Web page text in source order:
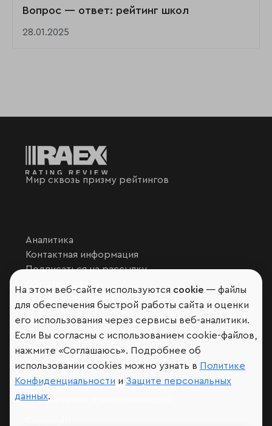
Вопрос — ответ: рейтинг школ
28.01.2025
Мир сквозь призму рейтингов
Аналитика
Контактная информация
Подписаться на рассылку
Обратная связь
Участники рэнкингов
Мы в социальных сетях и мессенджерах
VK
RAEX Образование –Telegram,Max
RAEX Sustainability –Telegram,Max
Защита персональных данных
Ограничение ответственности
На этом веб-сайте используются cookie — файлы
для обеспечения быстрой работы сайта и оценки
его использования через сервисы веб-аналитики.
Если Вы согласны с использованием cookie-файлов,
нажмите «Соглашаюсь». Подробнее об
использовании cookies можно узнать в Политике
Конфиденциальности и Защите персональных
данных.